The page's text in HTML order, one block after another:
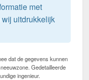
met
uitdrukkelijk
dat de gegevens kunnen
Gedetailleerde
ingenieur.